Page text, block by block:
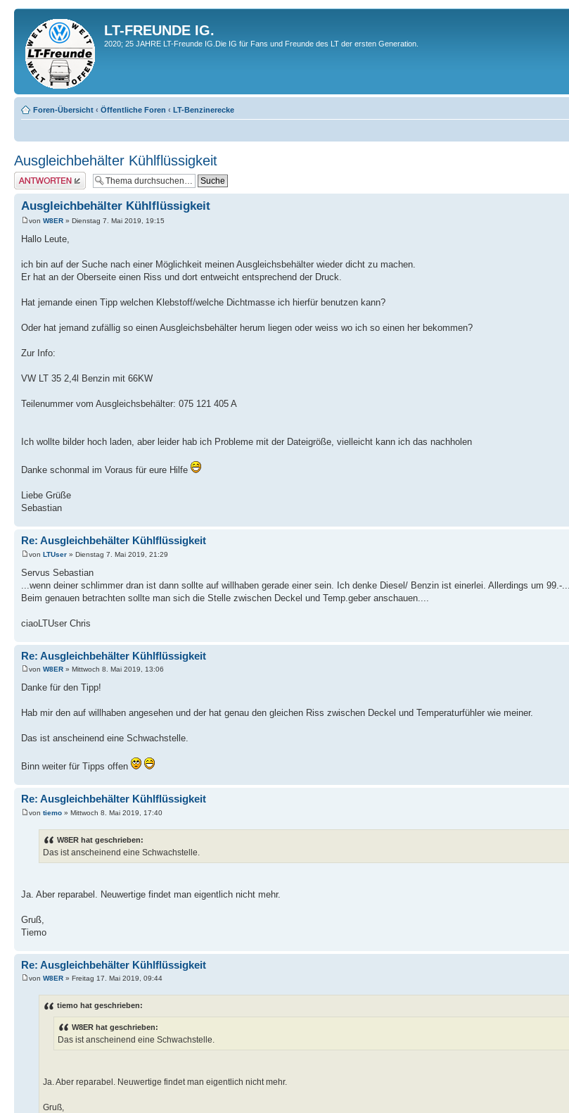
LT-FREUNDE IG.
2020; 25 JAHRE LT-Freunde IG.Die IG für Fans und Freunde des LT der ersten Generation.
Foren-Übersicht ‹ Öffentliche Foren ‹ LT-Benzinerecke
Ausgleichbehälter Kühlflüssigkeit
Antwort erstellen
Ausgleichbehälter Kühlflüssigkeit
von W8ER » Dienstag 7. Mai 2019, 19:15
Hallo Leute,
ich bin auf der Suche nach einer Möglichkeit meinen Ausgleichsbehälter wieder dicht zu machen.
Er hat an der Oberseite einen Riss und dort entweicht entsprechend der Druck.
Hat jemande einen Tipp welchen Klebstoff/welche Dichtmasse ich hierfür benutzen kann?
Oder hat jemand zufällig so einen Ausgleichsbehälter herum liegen oder weiss wo ich so einen her bekommen?
Zur Info:
VW LT 35 2,4l Benzin mit 66KW
Teilenummer vom Ausgleichsbehälter: 075 121 405 A
Ich wollte bilder hoch laden, aber leider hab ich Probleme mit der Dateigröße, vielleicht kann ich das nachholen
Danke schonmal im Voraus für eure Hilfe
Liebe Grüße
Sebastian
Re: Ausgleichbehälter Kühlflüssigkeit
von LTUser » Dienstag 7. Mai 2019, 21:29
Servus Sebastian
...wenn deiner schlimmer dran ist dann sollte auf willhaben gerade einer sein. Ich denke Diesel/ Benzin ist einerlei. Allerdings um 99.-....
Beim genauen betrachten sollte man sich die Stelle zwischen Deckel und Temp.geber anschauen....
ciaoLTUser Chris
Re: Ausgleichbehälter Kühlflüssigkeit
von W8ER » Mittwoch 8. Mai 2019, 13:06
Danke für den Tipp!
Hab mir den auf willhaben angesehen und der hat genau den gleichen Riss zwischen Deckel und Temperaturfühler wie meiner.
Das ist anscheinend eine Schwachstelle.
Binn weiter für Tipps offen
Re: Ausgleichbehälter Kühlflüssigkeit
von tiemo » Mittwoch 8. Mai 2019, 17:40
W8ER hat geschrieben:
Das ist anscheinend eine Schwachstelle.
Ja. Aber reparabel. Neuwertige findet man eigentlich nicht mehr.
Gruß,
Tiemo
Re: Ausgleichbehälter Kühlflüssigkeit
von W8ER » Freitag 17. Mai 2019, 09:44
tiemo hat geschrieben:
W8ER hat geschrieben:
Das ist anscheinend eine Schwachstelle.
Ja. Aber reparabel. Neuwertige findet man eigentlich nicht mehr.
Gruß,